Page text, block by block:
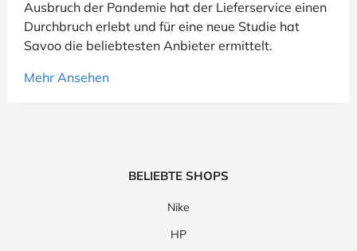
CrowdFarming Block House Flink
WeightWatchers Picnic Nespresso
bofrost Uber Eats
Ausbruch der Pandemie hat der Lieferservice einen
Durchbruch erlebt und für eine neue Studie hat
Savoo die beliebtesten Anbieter ermittelt.
Mehr Ansehen
BELIEBTE SHOPS
Nike
HP